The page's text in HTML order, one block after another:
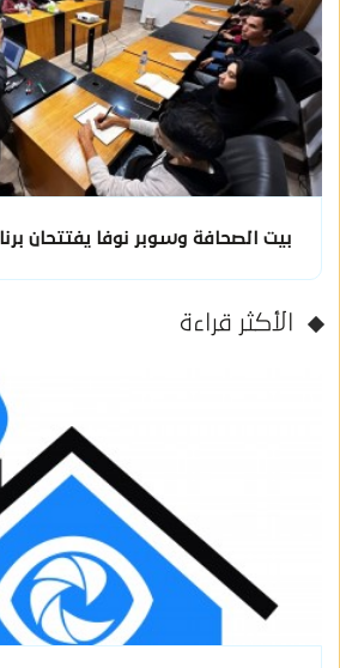
بيت الصحافة وسوبر نوفا يفتتحان
الأكثر قراءة